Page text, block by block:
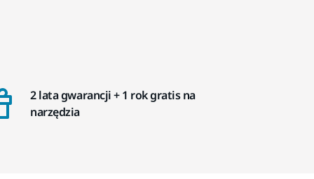
2 lata gwarancji + 1 rok gratis na
narzędzia